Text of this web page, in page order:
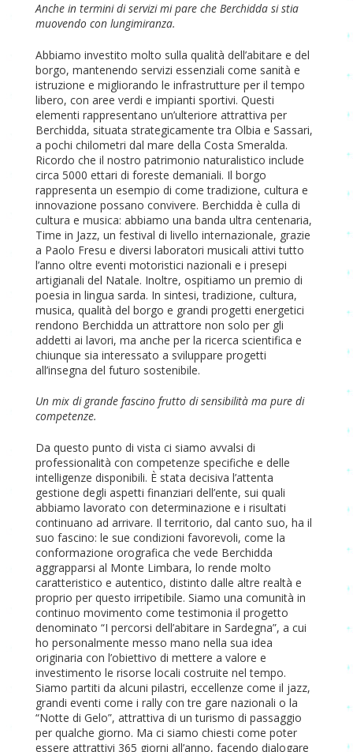
Anche in termini di servizi mi pare che Berchidda si stia
muovendo con lungimiranza.
Abbiamo investito molto sulla qualità dell’abitare e del
borgo, mantenendo servizi essenziali come sanità e
istruzione e migliorando le infrastrutture per il tempo
libero, con aree verdi e impianti sportivi. Questi
elementi rappresentano un’ulteriore attrattiva per
Berchidda, situata strategicamente tra Olbia e Sassari,
a pochi chilometri dal mare della Costa Smeralda.
Ricordo che il nostro patrimonio naturalistico include
circa 5000 ettari di foreste demaniali. Il borgo
rappresenta un esempio di come tradizione, cultura e
innovazione possano convivere. Berchidda è culla di
cultura e musica: abbiamo una banda ultra centenaria,
Time in Jazz, un festival di livello internazionale, grazie
a Paolo Fresu e diversi laboratori musicali attivi tutto
l’anno oltre eventi motoristici nazionali e i presepi
artigianali del Natale. Inoltre, ospitiamo un premio di
poesia in lingua sarda. In sintesi, tradizione, cultura,
musica, qualità del borgo e grandi progetti energetici
rendono Berchidda un attrattore non solo per gli
addetti ai lavori, ma anche per la ricerca scientifica e
chiunque sia interessato a sviluppare progetti
all’insegna del futuro sostenibile.
Un mix di grande fascino frutto di sensibilità ma pure di
competenze.
Da questo punto di vista ci siamo avvalsi di
professionalità con competenze specifiche e delle
intelligenze disponibili. È stata decisiva l’attenta
gestione degli aspetti finanziari dell’ente, sui quali
abbiamo lavorato con determinazione e i risultati
continuano ad arrivare. Il territorio, dal canto suo, ha il
suo fascino: le sue condizioni favorevoli, come la
conformazione orografica che vede Berchidda
aggrapparsi al Monte Limbara, lo rende molto
caratteristico e autentico, distinto dalle altre realtà e
proprio per questo irripetibile. Siamo una comunità in
continuo movimento come testimonia il progetto
denominato “I percorsi dell’abitare in Sardegna”, a cui
ho personalmente messo mano nella sua idea
originaria con l’obiettivo di mettere a valore e
investimento le risorse locali costruite nel tempo.
Siamo partiti da alcuni pilastri, eccellenze come il jazz,
grandi eventi come i rally con tre gare nazionali o la
“Notte di Gelo”, attrattiva di un turismo di passaggio
per qualche giorno. Ma ci siamo chiesti come poter
essere attrattivi 365 giorni all’anno, facendo dialogare